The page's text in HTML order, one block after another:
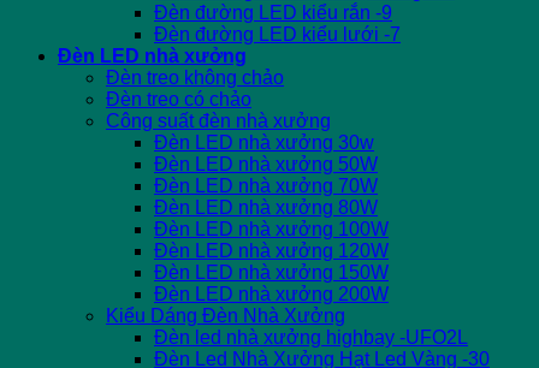
Đèn đường LED kiểu rắn -9
Đèn đường LED kiểu lưới -7
Đèn LED nhà xưởng
Đèn treo không chảo
Đèn treo có chảo
Công suất đèn nhà xưởng
Đèn LED nhà xưởng 30w
Đèn LED nhà xưởng 50W
Đèn LED nhà xưởng 70W
Đèn LED nhà xưởng 80W
Đèn LED nhà xưởng 100W
Đèn LED nhà xưởng 120W
Đèn LED nhà xưởng 150W
Đèn LED nhà xưởng 200W
Kiểu Dáng Đèn Nhà Xưởng
Đèn led nhà xưởng highbay -UFO2L
Đèn Led Nhà Xưởng Hạt Led Vàng -30